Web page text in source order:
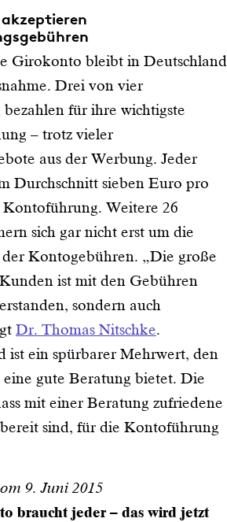
Girokonto bleibt in Deutschland
Drei von vier
für ihre wichtigste
– trotz vieler
aus der Werbung. Jeder
Durchschnitt sieben Euro pro
Weitere 26
sich gar nicht erst um die
Kontogebühren. „Die große
ist mit den Gebühren
sondern auch
Dr. Thomas Nitschke.
ist ein spürbarer Mehrwert, den
eine gute Beratung bietet. Die
mit einer Beratung zufriedene
sind, für die Kontoführung
9. Juni 2015
braucht jeder – das wird jetzt